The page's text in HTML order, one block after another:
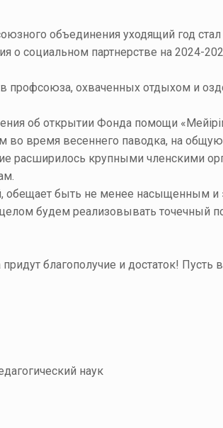
объединения уходящий год
о социальном партнерстве на 2024-
охваченных отдыхом и
об открытии Фонда помощи
время весеннего паводка, на
расширилось крупными членскими
обещает быть не менее
будем реализовывать точечный
благополучие и достаток! Пусть
наук